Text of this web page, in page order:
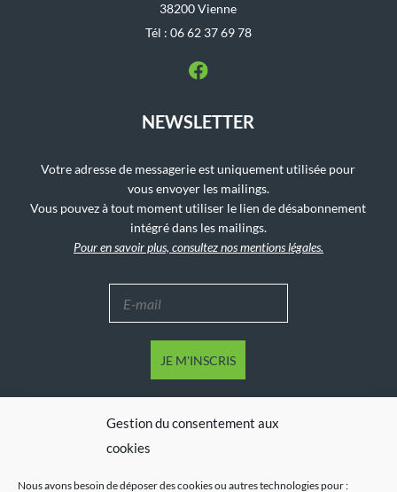
Gestion du consentement aux
cookies
Nous avons besoin de déposer des cookies ou autres technologies pour :
38200 Vienne
Tél : 06 62 37 69 78
NEWSLETTER
Votre adresse de messagerie est uniquement utilisée pour
vous envoyer les mailings.
Vous pouvez à tout moment utiliser le lien de désabonnement
intégré dans les mailings.
Pour en savoir plus, consultez nos mentions légales.